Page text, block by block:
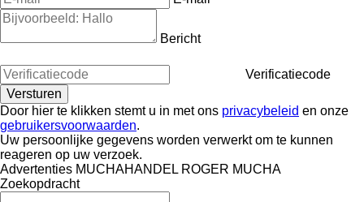
Bericht
Verificatiecode
Door hier te klikken stemt u in met ons privacybeleid en onze
gebruikersvoorwaarden.
Uw persoonlijke gegevens worden verwerkt om te kunnen
reageren op uw verzoek.
Advertenties MUCHAHANDEL ROGER MUCHA
Zoekopdracht